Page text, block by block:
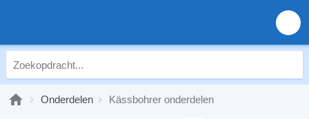
Onderdelen Kässbohrer onderdelen